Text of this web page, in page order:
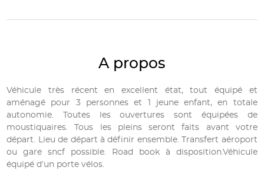
A propos
Véhicule très récent en excellent état, tout équipé et
aménagé pour 3 personnes et 1 jeune enfant, en totale
autonomie. Toutes les ouvertures sont équipées de
moustiquaires. Tous les pleins seront faits avant votre
départ. Lieu de départ à définir ensemble. Transfert aéroport
ou gare sncf possible. Road book à disposition.Véhicule
équipé d’un porte vélos.